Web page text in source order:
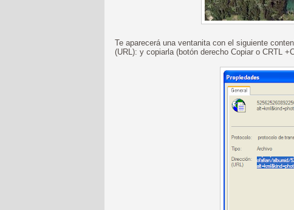
Te aparecerá una ventanita con el siguiente
(URL): y copiarla (botón derecho Copiar o CRTL